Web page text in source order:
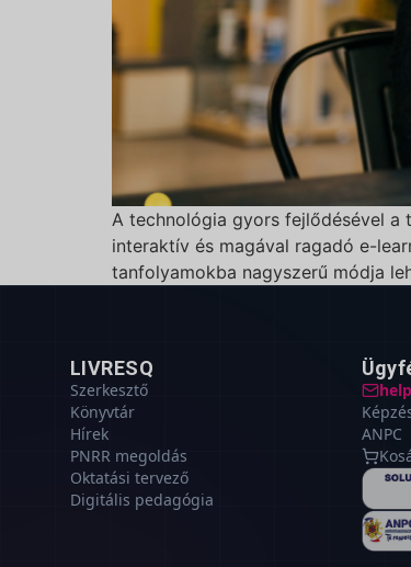
A technológia gyors fejlődésével a
interaktív és magával ragadó e-
tanfolyamokba nagyszerű módja
LIVRESQ
Szerkesztő
Könyvtár
Hírek
PNRR megoldás
Oktatási tervező
Digitális pedagógia
ANPC